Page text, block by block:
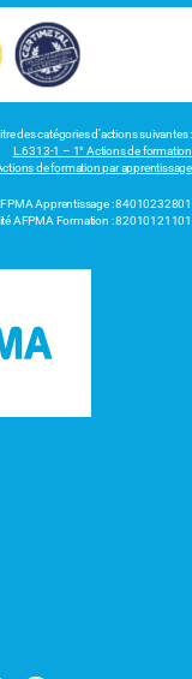
des catégories d’actions suivantes :
L.6313-1 – 1° Actions de formation
de formation par apprentissage
Apprentissage : 84010232801
AFPMA Formation : 82010121101